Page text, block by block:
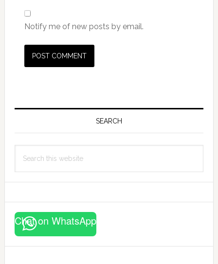
Notify me of new posts by email.
Primary
SEARCH
this
Chat on WhatsApp